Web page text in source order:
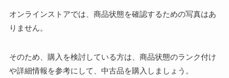
オンラインストアでは、商品状態を確認するための写真はあ
りません。
そのため、購入を検討している方は、商品状態のランク付け
や詳細情報を参考にして、中古品を購入しましょう。